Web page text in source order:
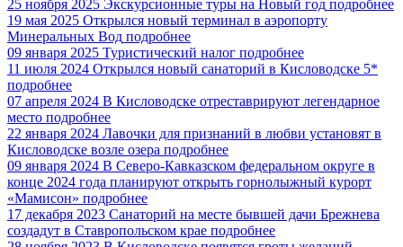
25 ноября 2025 Экскурсионные туры на Новый год подробнее
19 мая 2025 Открылся новый терминал в аэропорту
Минеральных Вод подробнее
09 января 2025 Туристический налог подробнее
11 июля 2024 Открылся новый санаторий в Кисловодске 5*
подробнее
07 апреля 2024 В Кисловодске отреставрируют легендарное
место подробнее
22 января 2024 Лавочки для признаний в любви установят в
Кисловодске возле озера подробнее
09 января 2024 В Северо-Кавказском федеральном округе в
конце 2024 года планируют открыть горнолыжный курорт
«Мамисон» подробнее
17 декабря 2023 Санаторий на месте бывшей дачи Брежнева
создадут в Ставропольском крае подробнее